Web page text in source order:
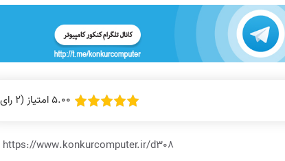
5.00 امتیاز (2 رای)
https://www.konkurcomputer.ir/d308